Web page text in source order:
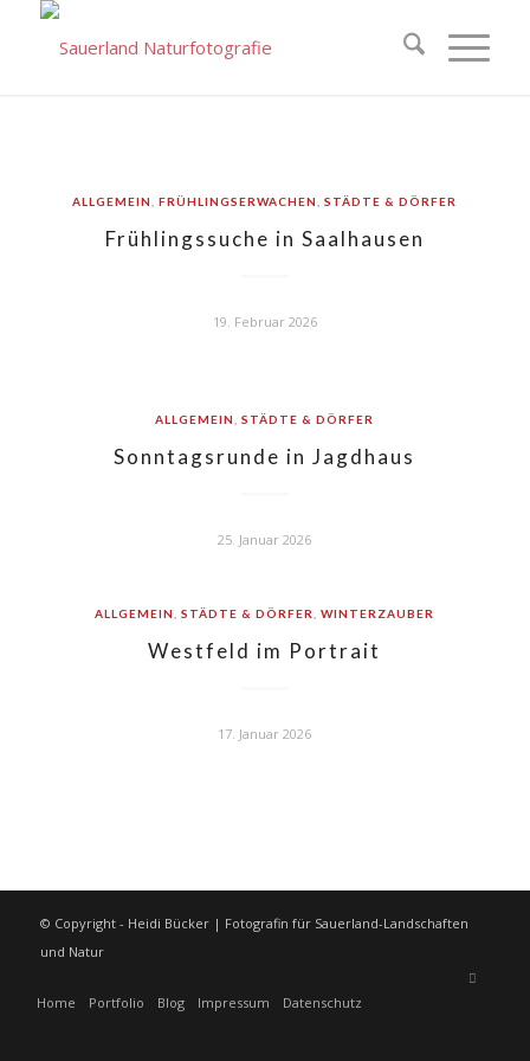
ALLGEMEIN ,FRÜHLINGSERWACHEN ,STÄDTE & DÖRFER
Frühlingssuche in Saalhausen
19. Februar 2026
ALLGEMEIN ,STÄDTE & DÖRFER
Sonntagsrunde in Jagdhaus
25. Januar 2026
ALLGEMEIN ,STÄDTE & DÖRFER ,WINTERZAUBER
Westfeld im Portrait
17. Januar 2026
© Copyright - Heidi Bücker | Fotografin für Sauerland-Landschaften
und Natur
Home Portfolio Blog Impressum Datenschutz